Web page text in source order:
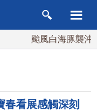
颱風白海豚襲沖
春看展感觸深刻